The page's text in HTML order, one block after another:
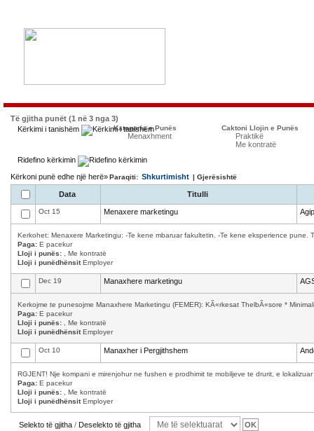
Të gjitha punët (1 në 3 nga 3)
Kërkimi i tanishëm
Kategoria e Punës
Menaxhment
Caktoni Llojin e Punës
Praktikë
Me kontratë
Ridefino kërkimin
Kërkoni punë edhe një herë»Paraqiti: Shkurtimisht | Gjerësishtë
Data Titulli
Oct 15 Menaxere marketingu
Kerkohet: Menaxere Marketingu: -Te kene mbaruar fakultetin. -Te kene eksperience
Paga: E pacekur
Lloji i punës: , Me kontratë
Lloji i punëdhënsitEmployer
Dec 19 Manaxhere marketingu
Kerkojme te punesojme Manaxhere Marketingu (FEMER): KÃ«rkesat ThelbÃ«sore *
Paga: E pacekur
Lloji i punës: , Me kontratë
Lloji i punëdhënsitEmployer
Oct 10 Manaxher i Pergjithshem
RGJENT! Nje kompani e mirenjohur ne fushen e prodhimit te mobiljeve te drurit, e
Paga: E pacekur
Lloji i punës: , Me kontratë
Lloji i punëdhënsitEmployer
Selekto të gjitha / Deselekto të gjitha